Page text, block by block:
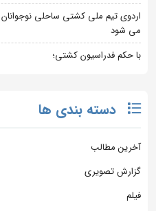
می شود
با حکم فدراسیون کشتی؛
دسته بندی ها
آخرین مطالب
گزارش تصویری
فیلم